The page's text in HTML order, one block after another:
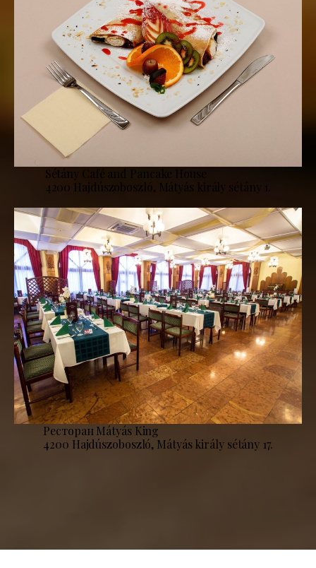
Sétány Café and Pancake House
4200 Hajdúszoboszló, Mátyás király sétány 1.
Ресторан Mátyás King
4200 Hajdúszoboszló, Mátyás király sétány 17.